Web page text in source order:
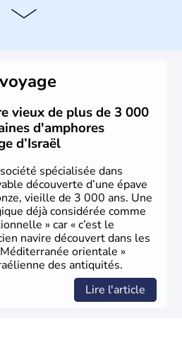
partie est de la Méditerranée,
le domaine des nouvelles
vieux de plus de 3 000
d'amphores
d’Israël
spécialisée dans
découverte d’une épave
vieille de 3 000 ans. Une
déjà considérée comme
» car « c’est le
navire découvert dans les
orientale »
des antiquités.
Lire l'article